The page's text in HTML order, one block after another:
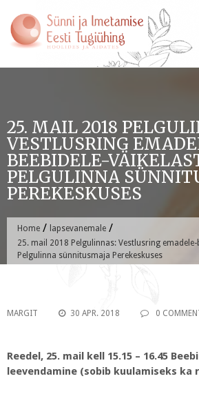
content
25. MAIL 2018
VESTLUSRING
BEEBIDELE-
PELGULINNA
PEREKESKUSES
Home / lapsevanemale /
25. mail 2018 Pelgulinnas: Vestlusring
Pelgulinna sünnitusmaja Perekeskuses
MARGIT 30 APR. 2018 0
Reedel, 25. mail kell 15.15 – 16.45
leevendamine (sobib kuulamiseks ka